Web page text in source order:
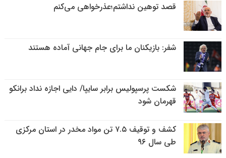
قصد توهین نداشتم؛عذرخواهی می‌کنم
شفر: بازیکنان ما برای جام جهانی آماده هستند
شکست پرسپولیس برابر سایپا/ دایی اجازه نداد برانکو
قهرمان شود
کشف و توقیف ۷.۵ تن مواد مخدر در استان مرکزی
طی سال ۹۶